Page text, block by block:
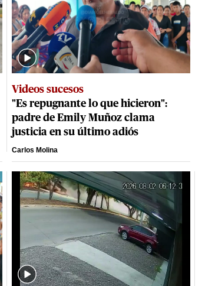
Videos sucesos
"Es repugnante lo que hicieron":
padre de Emily Muñoz clama
justicia en su último adiós
Carlos Molina